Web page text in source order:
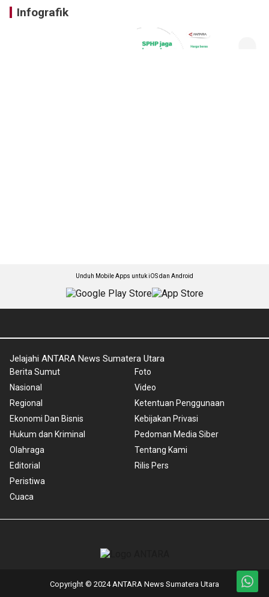
Infografik
Unduh Mobile Apps untuk iOS dan Android
Jelajahi ANTARA News Sumatera Utara
Berita Sumut
Nasional
Regional
Ekonomi Dan Bisnis
Hukum dan Kriminal
Olahraga
Editorial
Peristiwa
Cuaca
Foto
Video
Ketentuan Penggunaan
Kebijakan Privasi
Pedoman Media Siber
Tentang Kami
Rilis Pers
Copyright © 2024 ANTARA News Sumatera Utara